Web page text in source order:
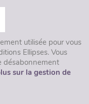
utilisée pour vous
Ellipses. Vous
désabonnement
sur la gestion de